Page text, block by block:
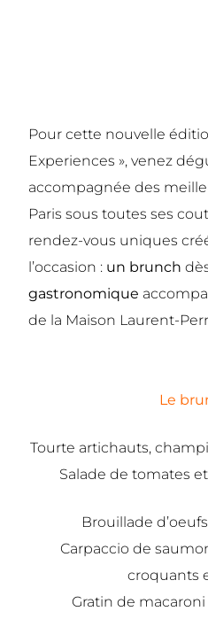
Pour cette nouvelle
Experiences », venez
accompagnée des
Paris sous toutes ses
rendez-vous uniques
l’occasion : un brunch
gastronomique
de la Maison Laurent-
Le
Tourte artichauts,
Salade de tomates
Brouillade
Carpaccio de
croquants
Gratin de